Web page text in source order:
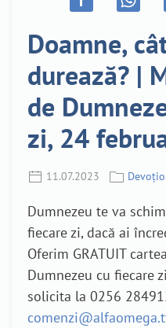
Doamne,
durează? |
de
zi, 24
11.07.2023
Dumnezeu te va
fiecare zi, dacă ai
Oferim GRATUIT
Dumnezeu cu fiecare
solicita la 0256